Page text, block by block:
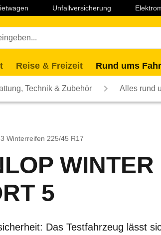
Unfallversicherung
Reise & Freizeit Rund ums
Technik & Zubehör Alles rund
Winterreifen 225/45 R17
WINTER
5
Das Testfahrzeug lässt